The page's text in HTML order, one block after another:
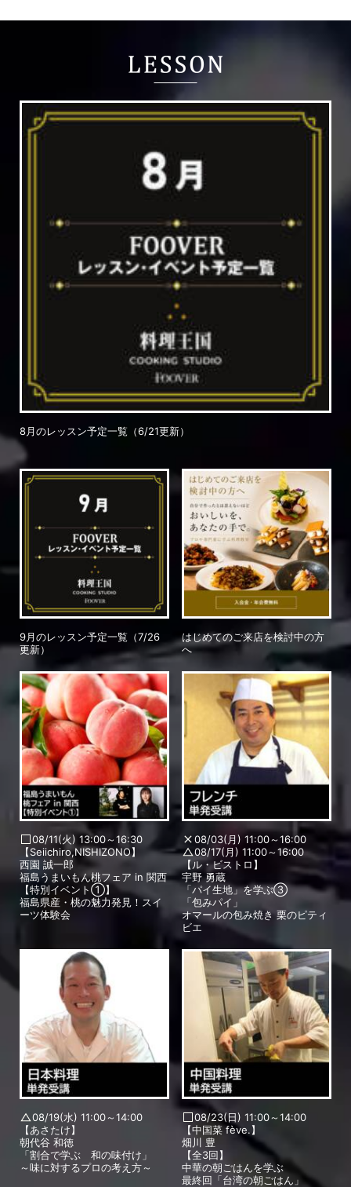
8月のレッスン予定一覧（6/21更新）
9月のレッスン予定一覧（7/26
更新）
はじめてのご来店を検討中の方
へ
08/11(火) 13:00～16:30
【Seiichiro,NISHIZONO】
西園 誠一郎
福島うまいもん桃フェア in 関西
【特別イベント①】
福島県産・桃の魅力発見！スイ
ーツ体験会
08/03(月) 11:00～16:00
08/17(月) 11:00～16:00
【ル・ビストロ】
宇野 勇蔵
「パイ生地」を学ぶ③
「包みパイ」
オマールの包み焼き 栗のピティ
ビエ
08/19(水) 11:00～14:00
【あさたけ】
朝代谷 和徳
「割合で学ぶ 和の味付け」
～味に対するプロの考え方～
08/23(日) 11:00～14:00
【中国菜 fève.】
畑川 豊
【全3回】
中華の朝ごはんを学ぶ
最終回「台湾の朝ごはん」